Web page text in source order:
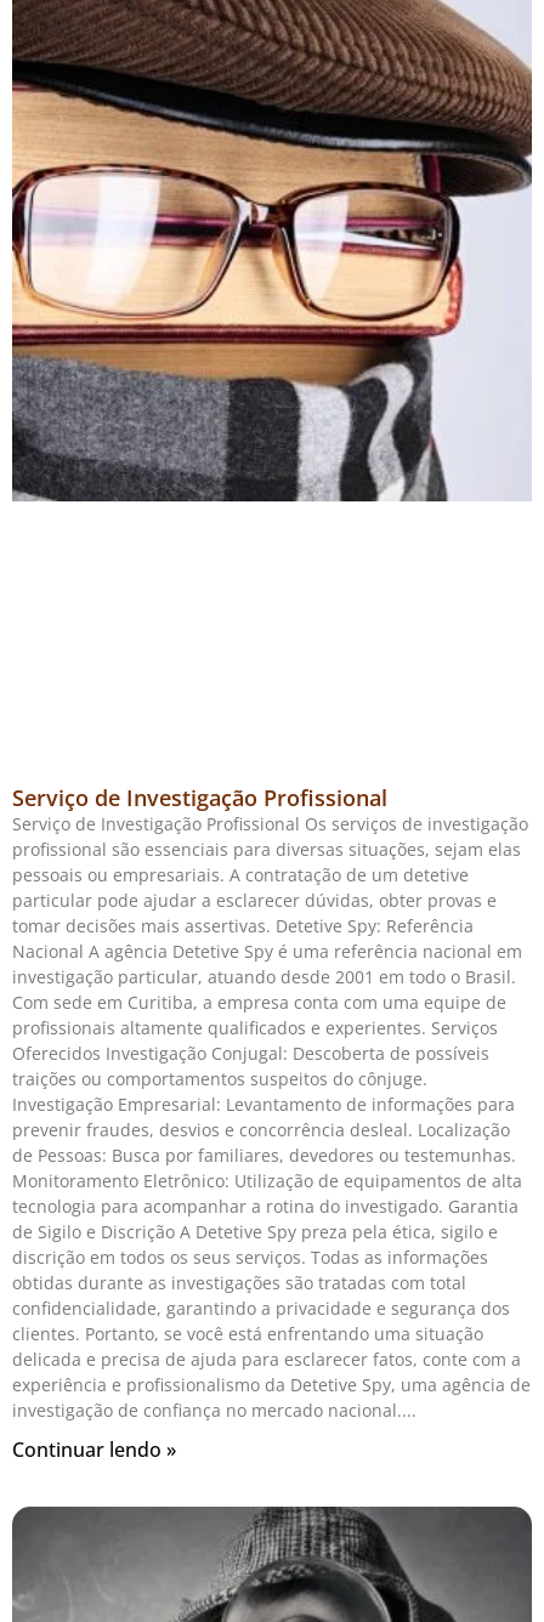
Serviço de Investigação Profissional
Serviço de Investigação Profissional Os serviços de investigação
profissional são essenciais para diversas situações, sejam elas
pessoais ou empresariais. A contratação de um detetive
particular pode ajudar a esclarecer dúvidas, obter provas e
tomar decisões mais assertivas. Detetive Spy: Referência
Nacional A agência Detetive Spy é uma referência nacional em
investigação particular, atuando desde 2001 em todo o Brasil.
Com sede em Curitiba, a empresa conta com uma equipe de
profissionais altamente qualificados e experientes. Serviços
Oferecidos Investigação Conjugal: Descoberta de possíveis
traições ou comportamentos suspeitos do cônjuge.
Investigação Empresarial: Levantamento de informações para
prevenir fraudes, desvios e concorrência desleal. Localização
de Pessoas: Busca por familiares, devedores ou testemunhas.
Monitoramento Eletrônico: Utilização de equipamentos de alta
tecnologia para acompanhar a rotina do investigado. Garantia
de Sigilo e Discrição A Detetive Spy preza pela ética, sigilo e
discrição em todos os seus serviços. Todas as informações
obtidas durante as investigações são tratadas com total
confidencialidade, garantindo a privacidade e segurança dos
clientes. Portanto, se você está enfrentando uma situação
delicada e precisa de ajuda para esclarecer fatos, conte com a
experiência e profissionalismo da Detetive Spy, uma agência de
investigação de confiança no mercado nacional.
Continuar lendo »